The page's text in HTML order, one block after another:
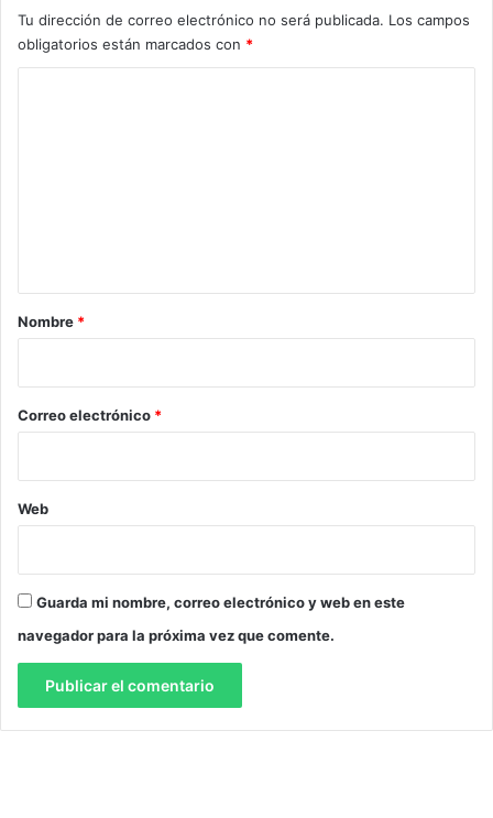
Tu dirección de correo electrónico no será publicada. Los campos
obligatorios están marcados con *
r
*
Nombre *
Correo electrónico *
Web
Guarda mi nombre, correo electrónico y web en este
navegador para la próxima vez que comente.